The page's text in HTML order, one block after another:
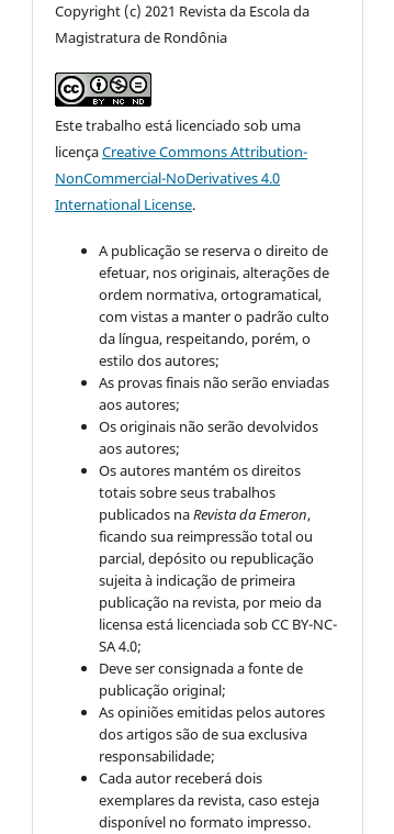
Copyright (c) 2021 Revista da Escola da
Magistratura de Rondônia
Este trabalho está licenciado sob uma
licençaCreative Commons Attribution-
NonCommercial-NoDerivatives 4.0
International License.
A publicação se reserva o direito de
efetuar, nos originais, alterações de
ordem normativa, ortogramatical,
com vistas a manter o padrão culto
da língua, respeitando, porém, o
estilo dos autores;
As provas finais não serão enviadas
aos autores;
Os originais não serão devolvidos
aos autores;
Os autores mantém os direitos
totais sobre seus trabalhos
publicados naRevista da Emeron,
ficando sua reimpressão total ou
parcial, depósito ou republicação
sujeita à indicação de primeira
publicação na revista, por meio da
licensa está licenciada sob CC BY-NC-
SA 4.0;
Deve ser consignada a fonte de
publicação original;
As opiniões emitidas pelos autores
dos artigos são de sua exclusiva
responsabilidade;
Cada autor receberá dois
exemplares da revista, caso esteja
disponível no formato impresso.